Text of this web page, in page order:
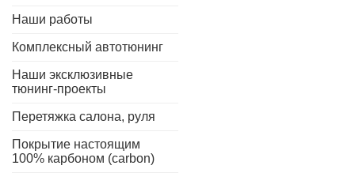
Наши работы
Комплексный автотюнинг
Наши эксклюзивные
тюнинг-проекты
Перетяжка салона, руля
Покрытие настоящим
100% карбоном (carbon)